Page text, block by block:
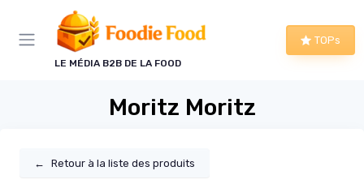
LE MÉDIA B2B DE LA FOOD
TOPs
Moritz Moritz
← Retour à la liste des produits
Panneau de gestion des cookies